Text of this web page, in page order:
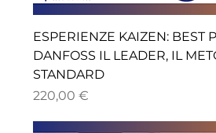
ESPERIENZE KAIZEN: BEST
DANFOSS IL LEADER, IL
STANDARD
Prezzo
220,00 €